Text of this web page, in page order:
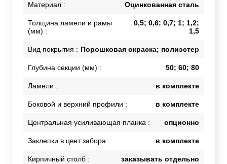
Материал : Оцинкованная сталь
Толщина ламели и рамы
(мм) :
0,5; 0,6; 0,7; 1; 1,2;
1,5
Вид покрытия : Порошковая окраска; полиэстер
Глубина секции (мм) : 50; 60; 80
Ламели : в комплекте
Боковой и верхний профили : в комплекте
Центральная усиливающая планка : опционно
Заклепки в цвет забора : в комплекте
Кирпичный столб : заказывать отдельно